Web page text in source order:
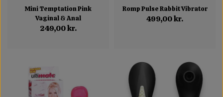
Mini Temptation Pink
Vaginal & Anal
249,00 kr.
Romp Pulse Rabbit Vibrator
499,00 kr.